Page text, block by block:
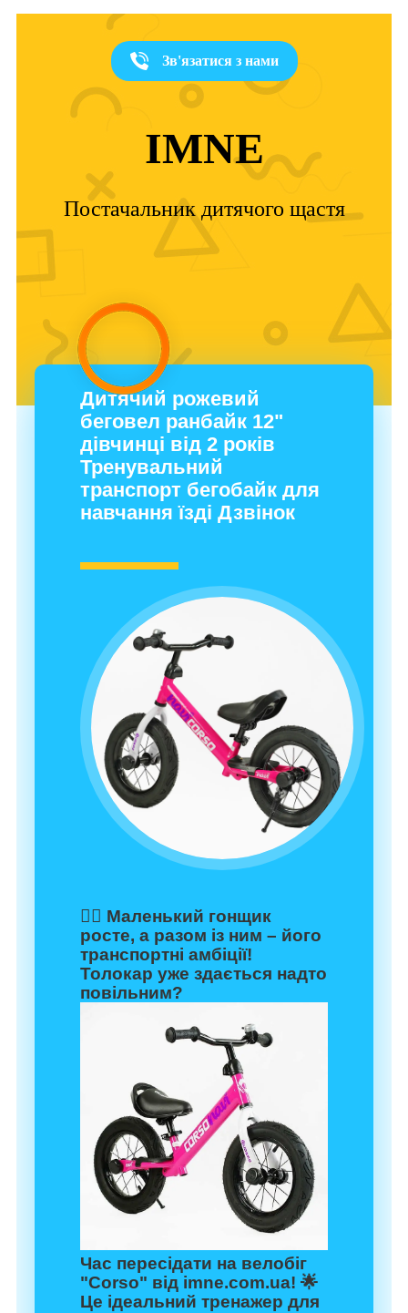
Зв'язатися з нами
IMNE
Постачальник дитячого щастя
Дитячий рожевий
беговел ранбайк 12"
дівчинці від 2 років
Тренувальний
транспорт бегобайк для
навчання їзді Дзвінок
🚴‍♂️ Маленький гонщик
росте, а разом із ним – його
транспортні амбіції!
Толокар уже здається надто
повільним?
Час пересідати на велобіг
"Corso" від imne.com.ua! 🌟
Це ідеальний тренажер для